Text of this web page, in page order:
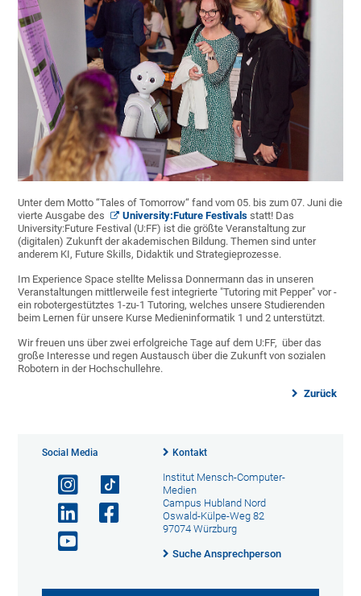
Unter dem Motto “Tales of Tomorrow“ fand vom 05. bis zum 07. Juni die
vierte Ausgabe des
University:Future Festivals statt! Das
University:Future Festival (U:FF) ist die größte Veranstaltung zur
(digitalen) Zukunft der akademischen Bildung. Themen sind unter
anderem KI, Future Skills, Didaktik und Strategieprozesse.
Im Experience Space stellte Melissa Donnermann das in unseren
Veranstaltungen mittlerweile fest integrierte "Tutoring mit Pepper" vor -
ein robotergestütztes 1-zu-1 Tutoring, welches unsere Studierenden
beim Lernen für unsere Kurse Medieninformatik 1 und 2 unterstützt.
Wir freuen uns über zwei erfolgreiche Tage auf dem U:FF, über das
große Interesse und regen Austausch über die Zukunft von sozialen
Robotern in der Hochschullehre.
Zurück
Social Media Kontakt
Institut Mensch-Computer-
Medien
Campus Hubland Nord
Oswald-Külpe-Weg 82
97074 Würzburg
Suche Ansprechperson